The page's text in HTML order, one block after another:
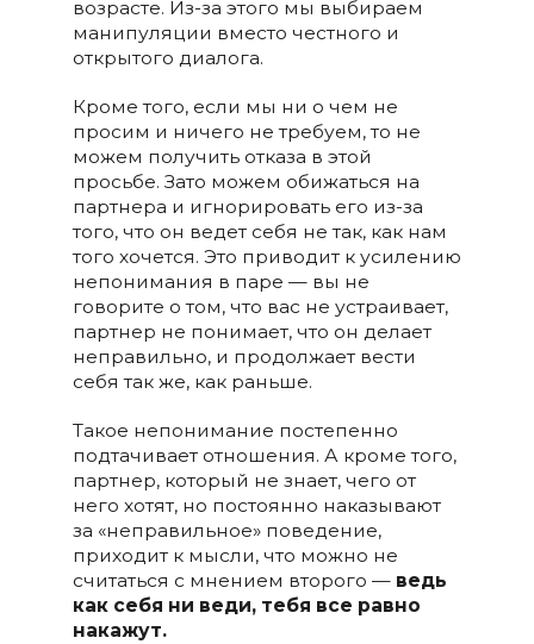
возрасте. Из-за этого мы выбираем
манипуляции вместо честного и
открытого диалога.
Кроме того, если мы ни о чем не
просим и ничего не требуем, то не
можем получить отказа в этой
просьбе. Зато можем обижаться на
партнера и игнорировать его из-за
того, что он ведет себя не так, как нам
того хочется. Это приводит к усилению
непонимания в паре — вы не
говорите о том, что вас не устраивает,
партнер не понимает, что он делает
неправильно, и продолжает вести
себя так же, как раньше.
Такое непонимание постепенно
подтачивает отношения. А кроме того,
партнер, который не знает, чего от
него хотят, но постоянно наказывают
за «неправильное» поведение,
приходит к мысли, что можно не
считаться с мнением второго — ведь
как себя ни веди, тебя все равно
накажут.